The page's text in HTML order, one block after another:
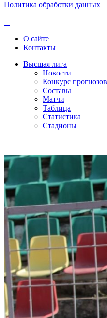
Политика обработки данных
О сайте
Контакты
Высшая лига
Новости
Конкурс прогнозов
Составы
Матчи
Таблица
Статистика
Стадионы